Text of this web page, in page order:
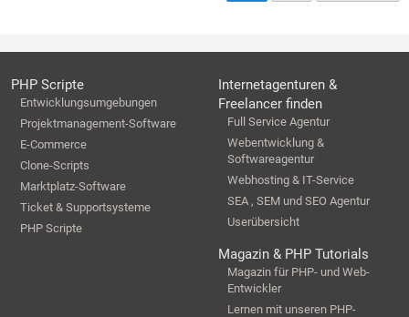
PHP Scripte
Entwicklungsumgebungen
Projektmanagement-Software
E-Commerce
Clone-Scripts
Marktplatz-Software
Ticket & Supportsysteme
PHP Scripte
Internetagenturen &
Freelancer finden
Full Service Agentur
Webentwicklung &
Softwareagentur
Webhosting & IT-Service
SEA , SEM und SEO Agentur
Userübersicht
Magazin & PHP Tutorials
Magazin für PHP- und Web-
Entwickler
Lernen mit unseren PHP-